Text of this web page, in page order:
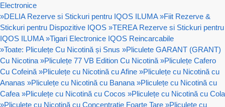
Electronice
»DELIA Rezerve si Stickuri pentru IQOS ILUMA »Fiit Rezerve &
Stickuri pentru Dispozitive IQOS »TEREA Rezerve si Stickuri pentru
IQOS ILUMA »Tigari Electronice IQOS Reincarcabile
»Toate: Pliculețe Cu Nicotină și Snus »Pliculete GARANT (GRANT)
Cu Nicotina »Pliculețe 77 VB Edition Cu Nicotină »Pliculețe Cafero
Cu Cofeină »Pliculețe cu Nicotină cu Afine »Pliculețe cu Nicotină cu
Ananas »Pliculețe cu Nicotină cu Banana »Pliculețe cu Nicotină cu
Cafea »Pliculețe cu Nicotină cu Cocos »Pliculețe cu Nicotină cu Cola
»Pliculețe cu Nicotină cu Concentrație Foarte Tare »Pliculețe cu